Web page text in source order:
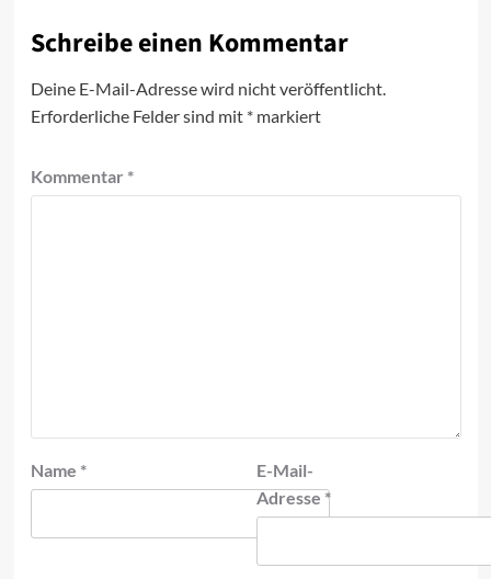
Schreibe einen Kommentar
Deine E-Mail-Adresse wird nicht veröffentlicht.
Erforderliche Felder sind mit *markiert
Kommentar *
Name *
E-Mail-
Adresse *